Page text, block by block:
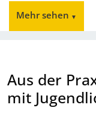
Aus der
mit